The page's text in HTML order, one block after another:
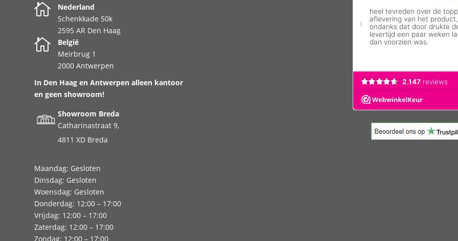

Nederland
Schenkkade 50k
2595 AR Den Haag

België
Meirbrug 1
2000 Antwerpen
In Den Haag en Antwerpen alleen kantoor
en geen showroom!
Showroom Breda
Catharinastraat 9,
4811 XD Breda
Maandag: Gesloten
Dinsdag: Gesloten
Woensdag: Gesloten
Donderdag: 12:00 – 17:00
Vrijdag: 12:00 – 17:00
Zaterdag: 12:00 – 17:00
Zondag: 12:00 – 17:00